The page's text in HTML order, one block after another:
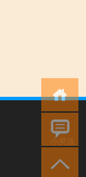
小男孩